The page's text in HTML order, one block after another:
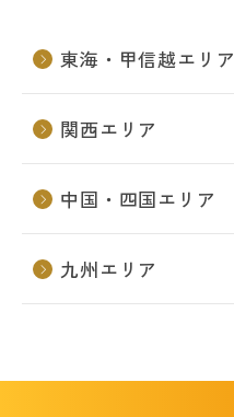
東海・甲信越エリア
関西エリア
中国・四国エリア
九州エリア